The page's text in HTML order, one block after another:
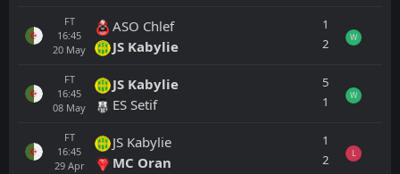
FT
16:45
20 May
ASO Chlef
JS Kabylie
1
2
W
FT
16:45
08 May
JS Kabylie
ES Setif
5
1
W
FT
16:45
29 Apr
JS Kabylie
MC Oran
1
2
L